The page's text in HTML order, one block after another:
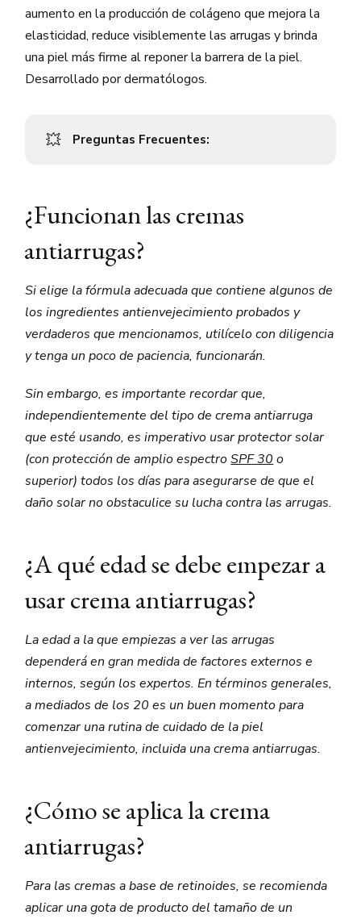
aumento en la producción de colágeno que mejora la
elasticidad, reduce visiblemente las arrugas y brinda
una piel más firme al reponer la barrera de la piel.
Desarrollado por dermatólogos.
💥 Preguntas Frecuentes:
¿Funcionan las cremas
antiarrugas?
Si elige la fórmula adecuada que contiene algunos de
los ingredientes antienvejecimiento probados y
verdaderos que mencionamos, utilícelo con diligencia
y tenga un poco de paciencia, funcionarán.
Sin embargo, es importante recordar que,
independientemente del tipo de crema antiarruga
que esté usando, es imperativo usar protector solar
(con protección de amplio espectroSPF 30 o
superior) todos los días para asegurarse de que el
daño solar no obstaculice su lucha contra las arrugas.
¿A qué edad se debe empezar a
usar crema antiarrugas?
La edad a la que empiezas a ver las arrugas
dependerá en gran medida de factores externos e
internos, según los expertos. En términos generales,
a mediados de los 20 es un buen momento para
comenzar una rutina de cuidado de la piel
antienvejecimiento, incluida una crema antiarrugas.
¿Cómo se aplica la crema
antiarrugas?
Para las cremas a base de retinoides, se recomienda
aplicar una gota de producto del tamaño de un